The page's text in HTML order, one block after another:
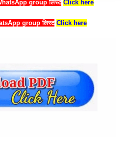
WhatsApp group लिस्ट Click here
group लिस्ट Click here